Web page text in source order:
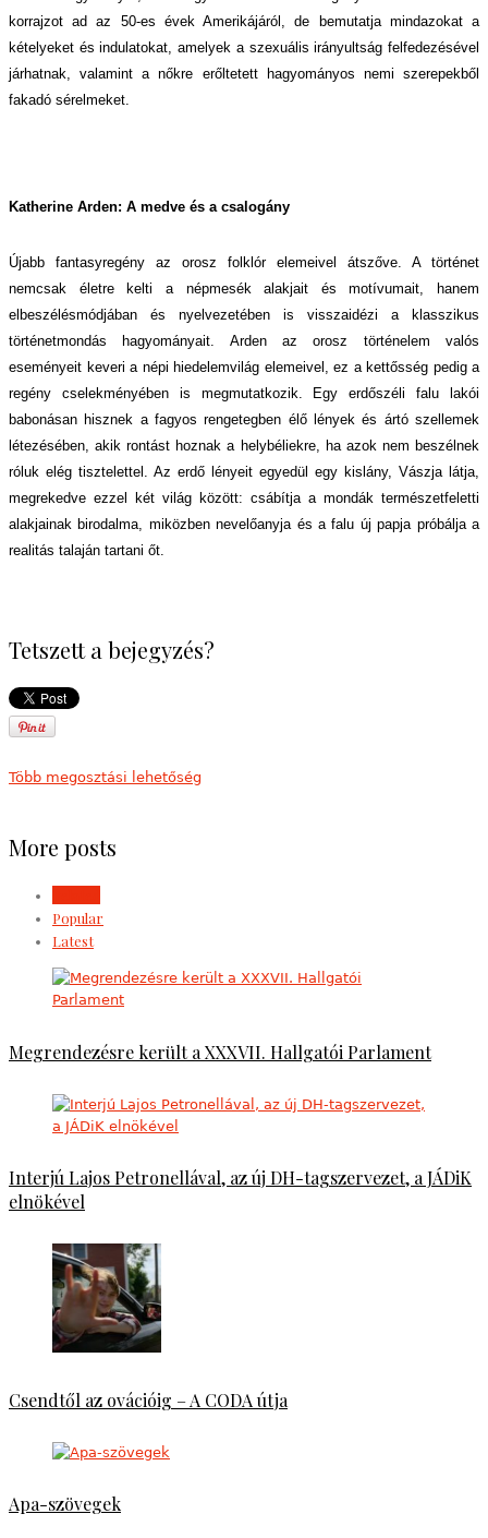
korrajzot ad az 50-es évek Amerikájáról, de bemutatja mindazokat a
kételyeket és indulatokat, amelyek a szexuális irányultság felfedezésével
járhatnak, valamint a nőkre erőltetett hagyományos nemi szerepekből
fakadó sérelmeket.
Katherine Arden: A medve és a csalogány
Újabb fantasyregény az orosz folklór elemeivel átszőve. A történet
nemcsak életre kelti a népmesék alakjait és motívumait, hanem
elbeszélésmódjában és nyelvezetében is visszaidézi a klasszikus
történetmondás hagyományait. Arden az orosz történelem valós
eseményeit keveri a népi hiedelemvilág elemeivel, ez a kettősség pedig a
regény cselekményében is megmutatkozik. Egy erdőszéli falu lakói
babonásan hisznek a fagyos rengetegben élő lények és ártó szellemek
létezésében, akik rontást hoznak a helybéliekre, ha azok nem beszélnek
róluk elég tisztelettel. Az erdő lényeit egyedül egy kislány, Vászja látja,
megrekedve ezzel két világ között: csábítja a mondák természetfeletti
alakjainak birodalma, miközben nevelőanyja és a falu új papja próbálja a
realitás talaján tartani őt.
Tetszett a bejegyzés?
Több megosztási lehetőség
More posts
Popular
Latest
Megrendezésre került a XXXVII. Hallgatói Parlament
Interjú Lajos Petronellával, az új DH-tagszervezet, a JÁDiK
elnökével
Csendtől az ovációig – A CODA útja
Apa-szövegek